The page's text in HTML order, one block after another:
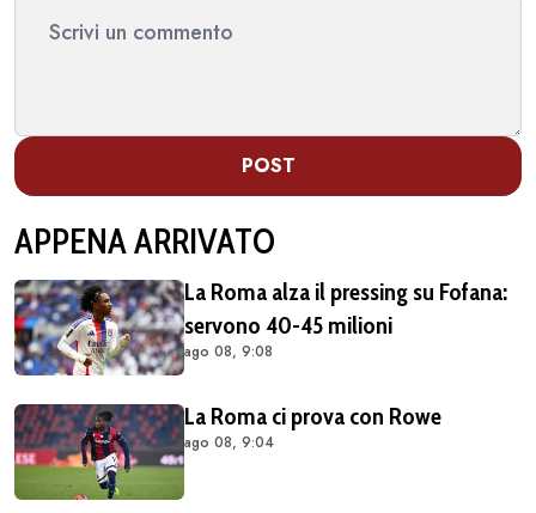
POST
APPENA ARRIVATO
La Roma alza il pressing su Fofana:
servono 40-45 milioni
ago 08, 9:08
La Roma ci prova con Rowe
ago 08, 9:04